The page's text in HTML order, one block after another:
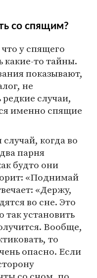
со спящим?
у спящего
какие-то тайны.
показывают,
не
случаи,
именно спящие
когда во
парня
будто они
«Поднимай
«Держу,
во сне. Это
так установить
Вообще,
то
опасно. Если